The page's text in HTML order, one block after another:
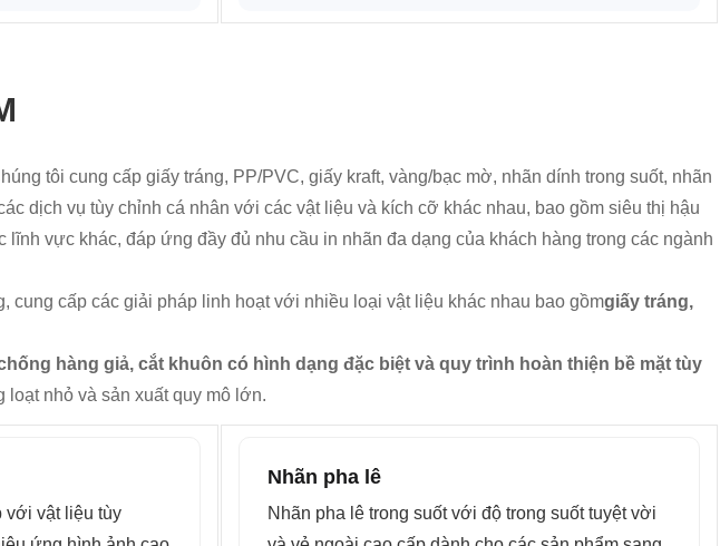
tôi cung cấp giấy tráng, PP/PVC, giấy kraft, vàng/bạc mờ, nhãn dính trong suốt, nhãn
dịch vụ tùy chỉnh cá nhân với các vật liệu và kích cỡ khác nhau, bao gồm siêu thị hậu
vực khác, đáp ứng đầy đủ nhu cầu in nhãn đa dạng của khách hàng trong các ngành
cấp các giải pháp linh hoạt với nhiều loại vật liệu khác nhau bao gồmgiấy tráng,
hàng giả, cắt khuôn có hình dạng đặc biệt và quy trình hoàn thiện bề mặt tùy
loạt nhỏ và sản xuất quy mô lớn.
với vật liệu tùy
Nhãn pha lê
Nhãn pha lê trong suốt với độ trong suốt tuyệt vời